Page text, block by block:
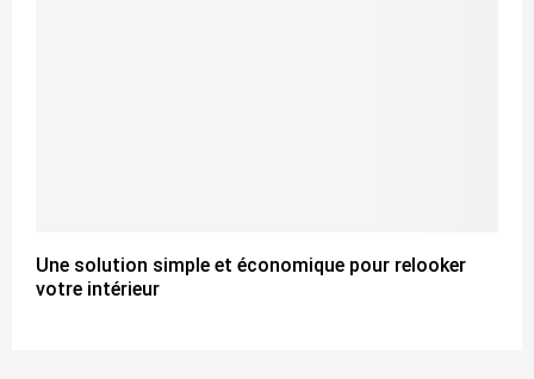
Une solution simple et économique pour relooker
votre intérieur